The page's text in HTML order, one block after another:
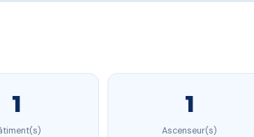
1 1
Ascenseur(s)